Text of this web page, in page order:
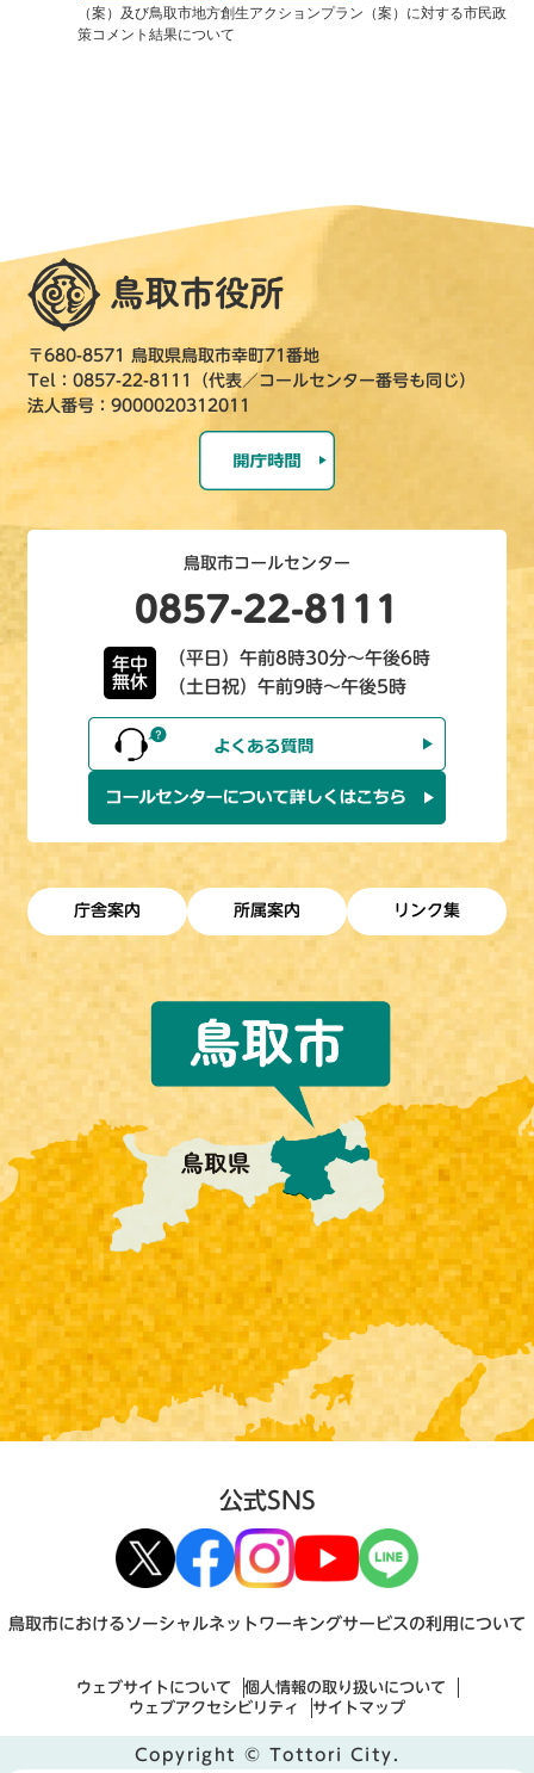
（案）及び鳥取市地方創生アクションプラン（案）に対する市民政
策コメント結果について
〒680-8571 鳥取県鳥取市幸町71番地
Tel：0857-22-8111（代表／コールセンター番号も同じ）
法人番号：9000020312011
鳥取市コールセンター
0857-22-8111
年中
無休
（平日）午前8時30分～午後6時
（土日祝）午前9時～午後5時
庁舎案内 所属案内 リンク集
公式SNS
鳥取市におけるソーシャルネットワーキングサービスの利用について
ウェブサイトについて
個人情報の取り扱いについて
ウェブアクセシビリティ
サイトマップ
Copyright © Tottori City.